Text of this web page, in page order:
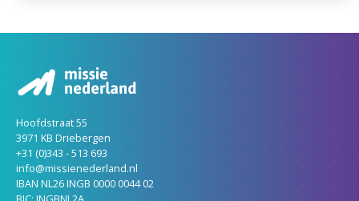
Hoofdstraat 55
3971 KB Driebergen
+31 (0)343 - 513 693
info@missienederland.nl
IBAN NL26 INGB 0000 0044 02